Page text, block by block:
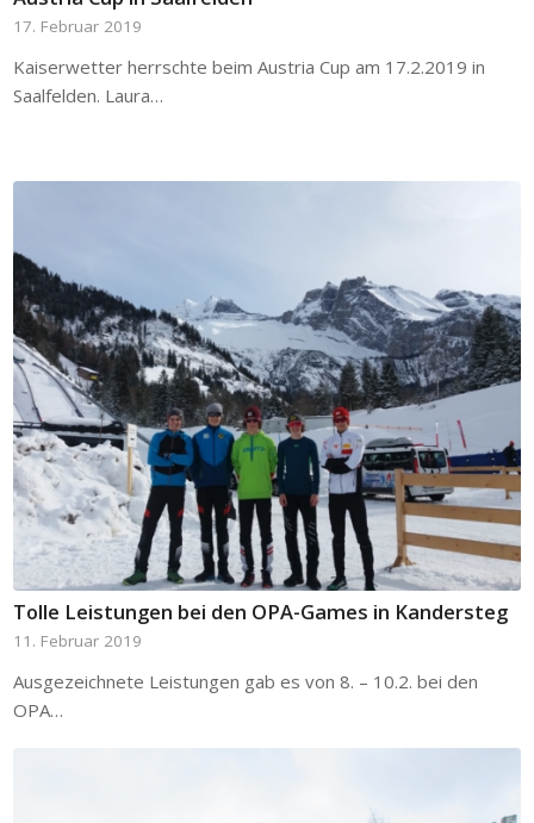
17. Februar 2019
Kaiserwetter herrschte beim Austria Cup am 17.2.2019 in
Saalfelden. Laura…
Tolle Leistungen bei den OPA-Games in Kandersteg
11. Februar 2019
Ausgezeichnete Leistungen gab es von 8. – 10.2. bei den
OPA…